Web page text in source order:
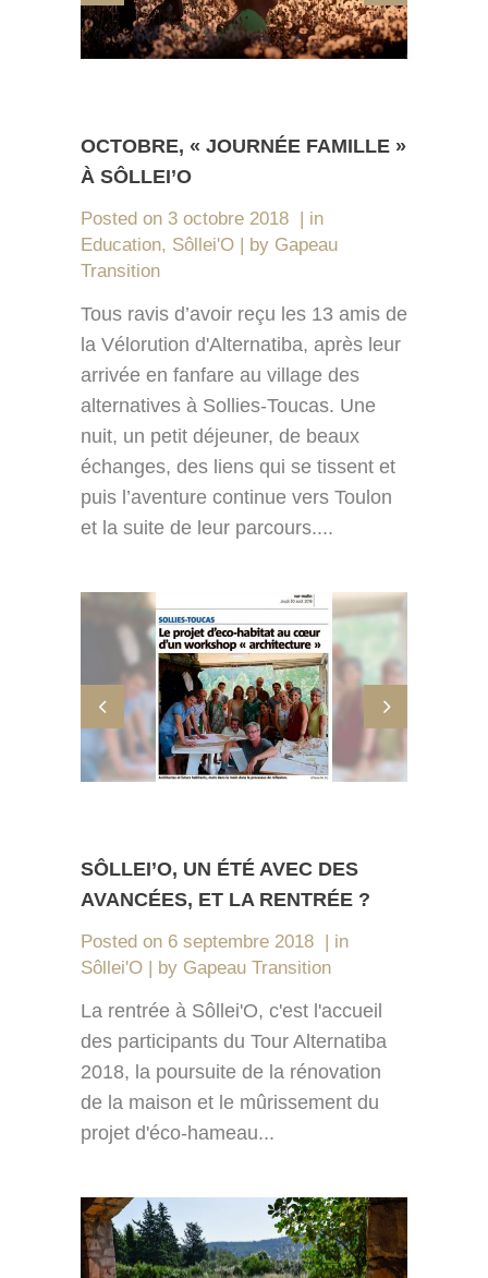
OCTOBRE, « JOURNÉE FAMILLE »
À SÔLLEI’O
Posted on 3 octobre 2018
in
Education, Sôllei'O by Gapeau
Transition
Tous ravis d’avoir reçu les 13 amis de
la Vélorution d'Alternatiba, après leur
arrivée en fanfare au village des
alternatives à Sollies-Toucas. Une
nuit, un petit déjeuner, de beaux
échanges, des liens qui se tissent et
puis l’aventure continue vers Toulon
et la suite de leur parcours....
SÔLLEI’O, UN ÉTÉ AVEC DES
AVANCÉES, ET LA RENTRÉE ?
Posted on 6 septembre 2018
in
Sôllei'O
by Gapeau Transition
La rentrée à Sôllei'O, c'est l'accueil
des participants du Tour Alternatiba
2018, la poursuite de la rénovation
de la maison et le mûrissement du
projet d'éco-hameau...